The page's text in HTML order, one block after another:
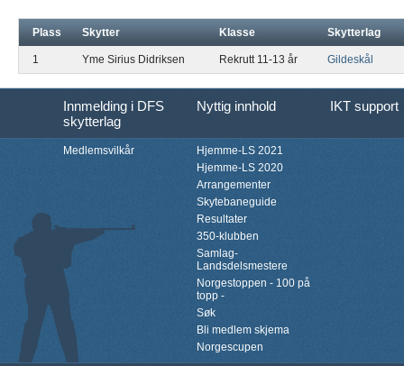
Plass Skytter Klasse Skytterlag
1 Yme Sirius Didriksen Rekrutt 11-13 år Gildeskål
Innmelding i DFS
skytterlag
Nyttig innhold IKT support
Medlemsvilkår
Hjemme-LS 2021
Hjemme-LS 2020
Arrangementer
Skytebaneguide
Resultater
350-klubben
Samlag-
Landsdelsmestere
Norgestoppen - 100 på
topp -
Søk
Bli medlem skjema
Norgescupen